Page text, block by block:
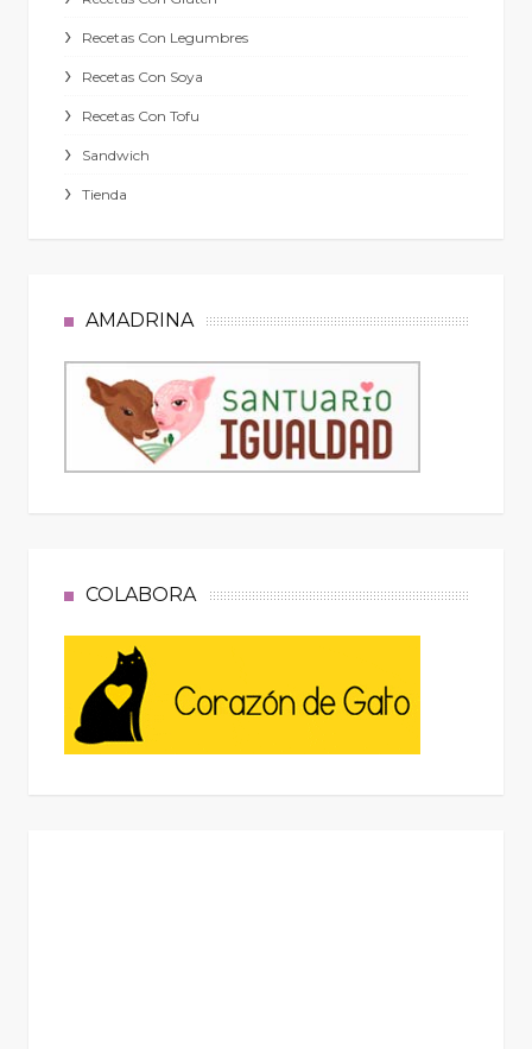
Recetas Con Legumbres
Recetas Con Soya
Recetas Con Tofu
Sandwich
Tienda
AMADRINA
COLABORA